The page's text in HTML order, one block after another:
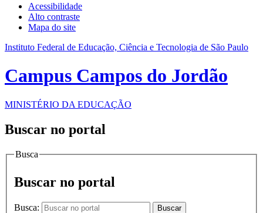
Acessibilidade
Alto contraste
Mapa do site
Instituto Federal de Educação, Ciência e Tecnologia de São Paulo
Campus Campos do Jordão
MINISTÉRIO DA EDUCAÇÃO
Buscar no portal
Busca
Buscar no portal
Busca: Buscar